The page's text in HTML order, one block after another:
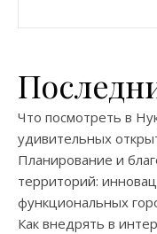
Что посмотреть в
удивительных
Планирование и
территорий:
функциональных
Как внедрять в